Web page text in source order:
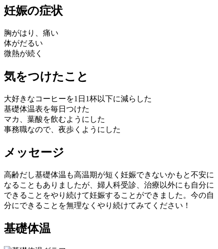
妊娠の症状
胸がはり、痛い
体がだるい
微熱が続く
気をつけたこと
大好きなコーヒーを1日1杯以下に減らした
基礎体温表を毎日つけた
マカ、葉酸を飲むようにした
事務職なので、夜歩くようにした
メッセージ
高齢だし基礎体温も高温期が短く妊娠できないかもと不安に
なることもありましたが、婦人科受診、治療以外にも自分に
できることをやり続けて妊娠することができました。今の自
分にできることを無理なくやり続けてみてください！
基礎体温